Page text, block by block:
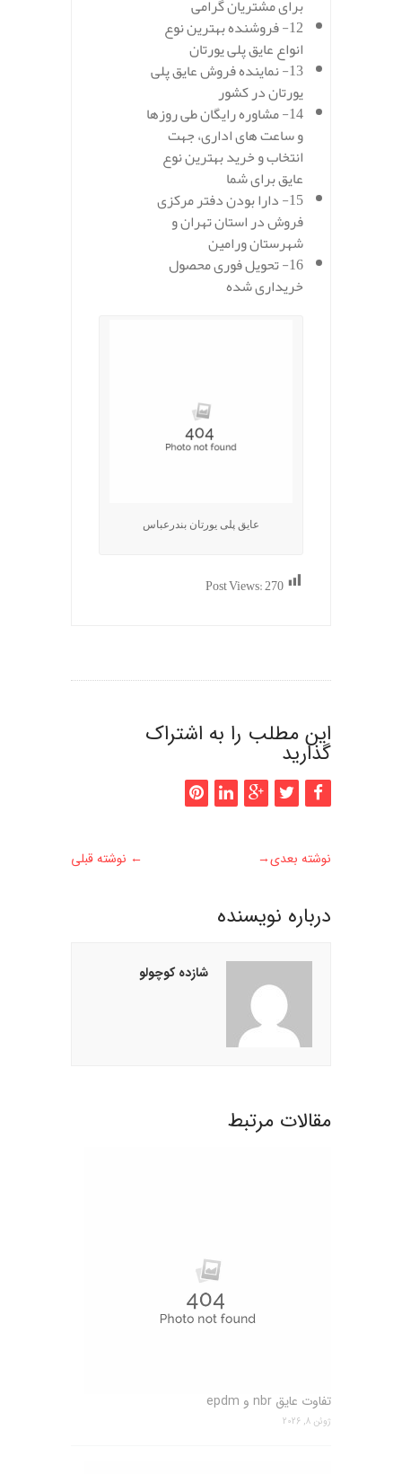
برای مشتریان گرامی
12- فروشنده بهترین نوع
انواع عایق پلی یورتان
13- نماینده فروش عایق پلی
یورتان در کشور
14- مشاوره رایگان طی روزها
و ساعت های اداری، جهت
انتخاب و خرید بهترین نوع
عایق برای شما
15- دارا بودن دفتر مرکزی
فروش در استان تهران و
شهرستان ورامین
16- تحویل فوری محصول
خریداری شده
عایق پلی یورتان بندرعباس
Post Views:270
این مطلب را به اشتراک
گذارید
← نوشته قبلی نوشته بعدی→
درباره نويسنده
شازده کوچولو
مقالات مرتبط
تفاوت عایق nbr و epdm
ژوئن 8, 2026